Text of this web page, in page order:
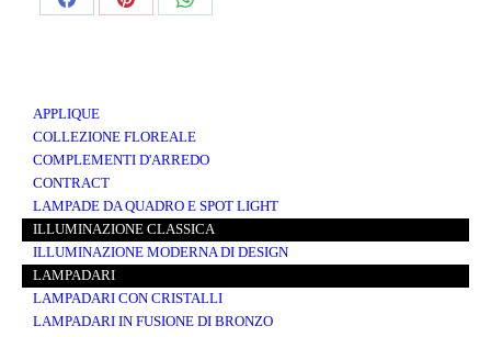
Share
Share
Share
APPLIQUE
COLLEZIONE FLOREALE
COMPLEMENTI D'ARREDO
CONTRACT
LAMPADE DA QUADRO E SPOT LIGHT
ILLUMINAZIONE CLASSICA
ILLUMINAZIONE MODERNA DI DESIGN
LAMPADARI
LAMPADARI CON CRISTALLI
LAMPADARI IN FUSIONE DI BRONZO